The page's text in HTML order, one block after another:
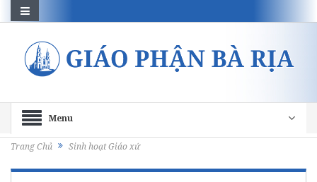
Menu
Trang Chủ Sinh hoạt Giáo xứ